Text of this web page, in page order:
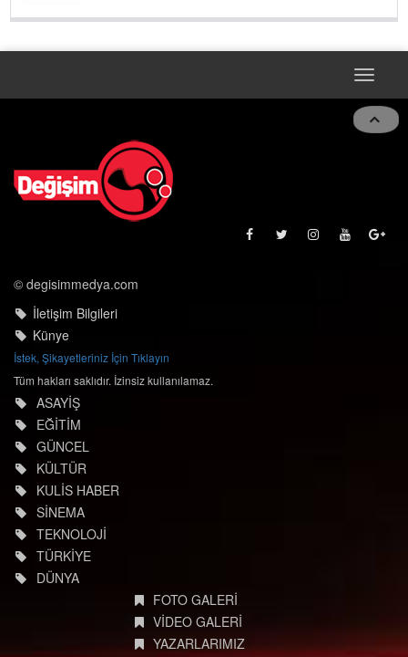
Toggle
© degisimmedya.com
İletişim Bilgileri
Künye
İstek, Şikayetleriniz İçin Tıklayın
Tüm hakları saklıdır. İzinsiz kullanılamaz.
ASAYİŞ
EĞİTİM
GÜNCEL
KÜLTÜR
KULİS HABER
SİNEMA
TEKNOLOJİ
TÜRKİYE
DÜNYA
FOTO GALERİ
VİDEO GALERİ
YAZARLARIMIZ